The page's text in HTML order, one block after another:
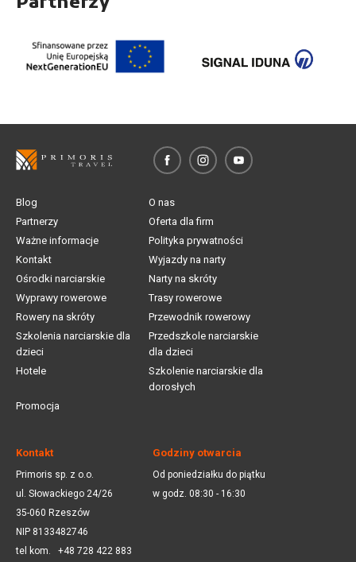
Blog
O nas
Partnerzy
Oferta dla firm
Ważne informacje
Polityka prywatności
Kontakt
Wyjazdy na narty
Ośrodki narciarskie
Narty na skróty
Wyprawy rowerowe
Trasy rowerowe
Rowery na skróty
Przewodnik rowerowy
Szkolenia narciarskie dla
dzieci
Przedszkole narciarskie
dla dzieci
Hotele
Szkolenie narciarskie dla
dorosłych
Promocja
Kontakt
Primoris sp. z o.o.
ul. Słowackiego 24/26
35-060 Rzeszów
NIP 8133482746
tel kom. +48 728 422 883
Godziny otwarcia
Od poniedziałku do piątku
w godz. 08:30 - 16:30